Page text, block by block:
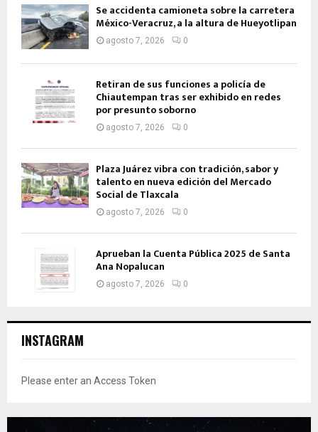
Se accidenta camioneta sobre la carretera
México-Veracruz, a la altura de Hueyotlipan
agosto 7, 2026 0
Retiran de sus funciones a policía de
Chiautempan tras ser exhibido en redes
por presunto soborno
agosto 7, 2026 0
Plaza Juárez vibra con tradición, sabor y
talento en nueva edición del Mercado
Social de Tlaxcala
agosto 7, 2026 0
Aprueban la Cuenta Pública 2025 de Santa
Ana Nopalucan
agosto 7, 2026 0
INSTAGRAM
Please enter an Access Token